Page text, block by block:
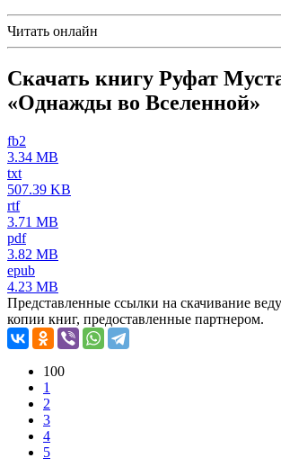
Читать онлайн
Скачать книгу Руфат
«Однажды во Вселенной»
fb2
3.34 MB
txt
507.39 KB
rtf
3.71 MB
pdf
3.82 MB
epub
4.23 MB
Представленные ссылки на скачивание
копии книг, предоставленные партнером.
100
1
2
3
4
5